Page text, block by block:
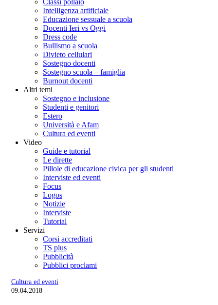
Classi pollaio
Intelligenza artificiale
Educazione sessuale a scuola
Docenti Ieri vs Oggi
Dress code
Bullismo a scuola
Divieto cellulari
Sostegno docenti
Sostegno scuola – famiglia
Burnout docenti
Altri temi
Sostegno e inclusione
Studenti e genitori
Estero
Università e Afam
Cultura ed eventi
Video
Guide e tutorial
Le dirette
Pillole di educazione civica per gli studenti
Interviste ed eventi
Focus
Logos
Notizie
Interviste
Tutorial
Servizi
Corsi accreditati
TS plus
Pubblicità
Pubblici proclami
Cultura ed eventi
09.04.2018